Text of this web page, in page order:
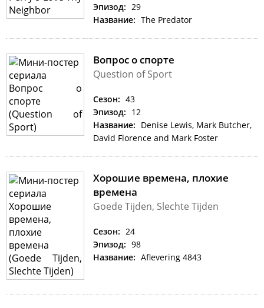
Эпизод: 29
Название: The Predator
Вопрос о спорте
Question of Sport
Сезон: 43
Эпизод: 12
Название: Denise Lewis, Mark Butcher,
David Florence and Mark Foster
Хорошие времена, плохие
времена
Goede Tijden, Slechte Tijden
Сезон: 24
Эпизод: 98
Название: Aflevering 4843